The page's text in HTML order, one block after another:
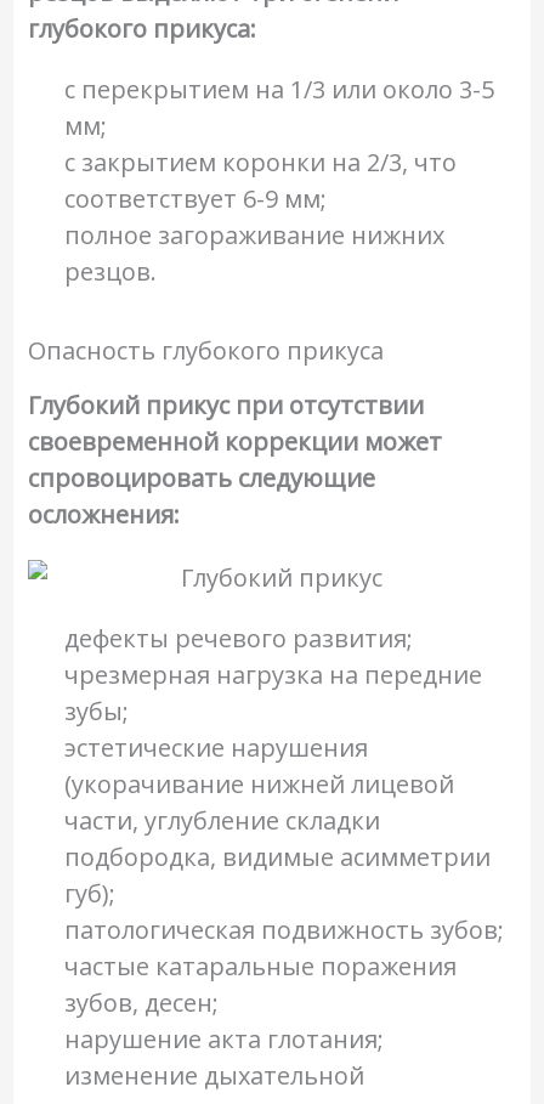
глубокого прикуса:
с перекрытием на 1/3 или около 3-5
мм;
с закрытием коронки на 2/3, что
соответствует 6-9 мм;
полное загораживание нижних
резцов.
Опасность глубокого прикуса
Глубокий прикус при отсутствии
своевременной коррекции может
спровоцировать следующие
осложнения:
дефекты речевого развития;
чрезмерная нагрузка на передние
зубы;
эстетические нарушения
(укорачивание нижней лицевой
части, углубление складки
подбородка, видимые асимметрии
губ);
патологическая подвижность зубов;
частые катаральные поражения
зубов, десен;
нарушение акта глотания;
изменение дыхательной